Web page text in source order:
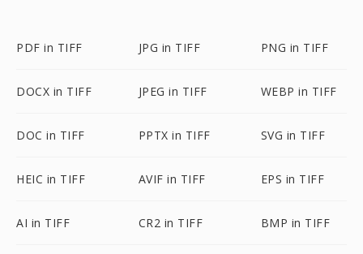
PDF in TIFF JPG in TIFF PNG in TIFF
DOCX in TIFF JPEG in TIFF WEBP in TIFF
DOC in TIFF PPTX in TIFF SVG in TIFF
HEIC in TIFF AVIF in TIFF EPS in TIFF
AI in TIFF CR2 in TIFF BMP in TIFF